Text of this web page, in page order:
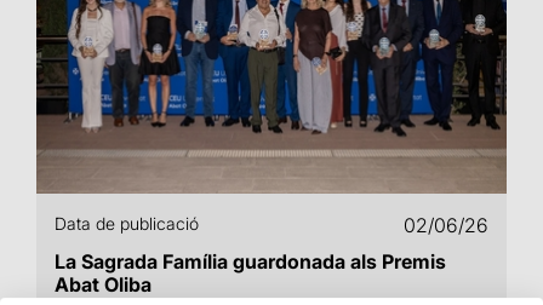
Data de publicació
02/06/26
La Sagrada Família guardonada als Premis
Abat Oliba